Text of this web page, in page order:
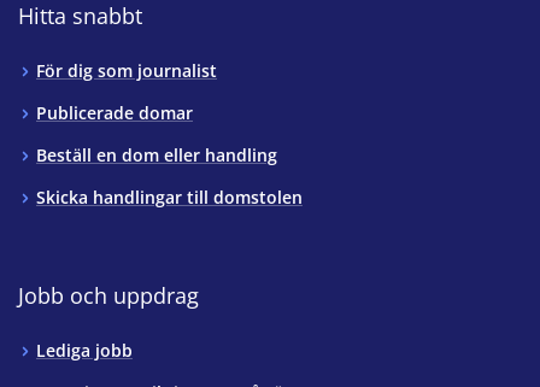
Hitta snabbt
För dig som journalist
Publicerade domar
Beställ en dom eller handling
Skicka handlingar till domstolen
Jobb och uppdrag
Lediga jobb